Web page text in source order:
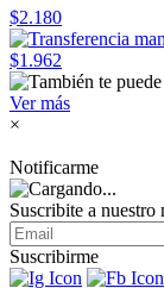
$2.180
$1.962
Ver más
×
Notificarme
Suscribite a nuestro
Suscribirme